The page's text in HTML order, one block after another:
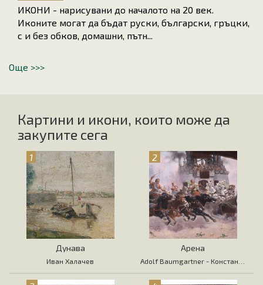
ИКОНИ - нарисувани до началото на 20 век.
Иконите могат да бъдат руски, български, гръцки,
с и без обков, домашни, пътн...
Още >>>
Картини и икони, които може да
закупите сега
1
Дунава
Иван Халачев
2
Арена